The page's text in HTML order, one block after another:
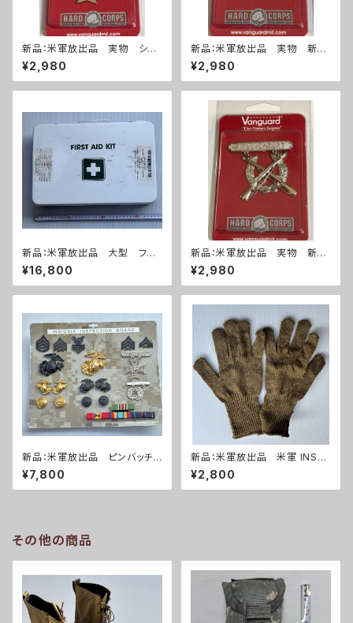
新品：米軍放出品 実物 シャ
ープシューター 勲章(A287)
¥2,980
新品：米軍放出品 実物 新
品 ライフルマークスマン 勲
章(A286)
¥2,980
新品：米軍放出品 大型 ファ
ーストエイドキット フルセット
(A270)
¥16,800
新品：米軍放出品 実物 新
品 ライフルエキスパート 勲
章(A285)
¥2,980
新品：米軍放出品 ピンバッチセ
ット(A0271)
¥7,800
新品：米軍放出品 米軍 INSER
T TYPE II ウールニット グロー
ブ 手袋 コヨーテ(A0272)
¥2,800
その他の商品